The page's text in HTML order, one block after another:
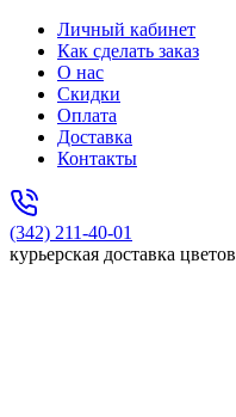
Личный кабинет
Как сделать заказ
О нас
Скидки
Оплата
Доставка
Контакты
(342) 211-40-01
курьерская доставка цветов